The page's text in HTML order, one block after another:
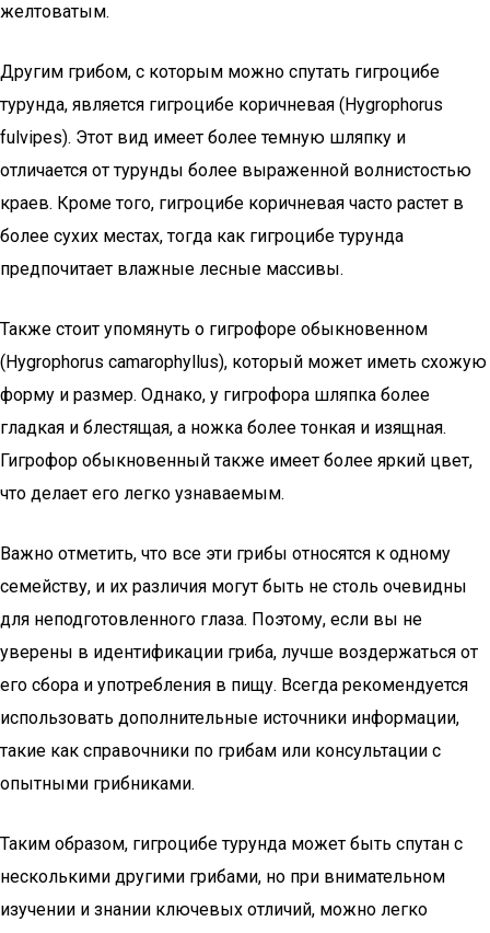
желтоватым.
Другим грибом, с которым можно спутать гигроцибе
турунда, является гигроцибе коричневая (Hygrophorus
fulvipes). Этот вид имеет более темную шляпку и
отличается от турунды более выраженной волнистостью
краев. Кроме того, гигроцибе коричневая часто растет в
более сухих местах, тогда как гигроцибе турунда
предпочитает влажные лесные массивы.
Также стоит упомянуть о гигрофоре обыкновенном
(Hygrophorus camarophyllus), который может иметь схожую
форму и размер. Однако, у гигрофора шляпка более
гладкая и блестящая, а ножка более тонкая и изящная.
Гигрофор обыкновенный также имеет более яркий цвет,
что делает его легко узнаваемым.
Важно отметить, что все эти грибы относятся к одному
семейству, и их различия могут быть не столь очевидны
для неподготовленного глаза. Поэтому, если вы не
уверены в идентификации гриба, лучше воздержаться от
его сбора и употребления в пищу. Всегда рекомендуется
использовать дополнительные источники информации,
такие как справочники по грибам или консультации с
опытными грибниками.
Таким образом, гигроцибе турунда может быть спутан с
несколькими другими грибами, но при внимательном
изучении и знании ключевых отличий, можно легко